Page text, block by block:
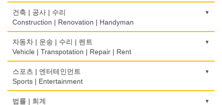
Korean Food
Food Manufacturing
와인제조
Wine Maker
정육점
안경점
Optical Stores
의료기구
Medical Instruments
Denturist
한의원/한약
Book Store
운전학원
Driving School
한글학교
Korean Language School
Boarding House
전자제품 판매/수리
Electronic Goods Sales/Repair
Telephone/Communication Service
컴퓨터 판매/수리
Computer Sales/Repair
모기지
Mortgage
International Trade
Insurance/Investment/Finance
부동산 관리
Property Management
광고/그래픽 디자인
Advertising/Graphic Design
광고 에이전트
Advertising Agency
경보/도난방지
Alarm/Security System
건축 | 공사 | 수리
Construction | Renovation | Handyman
건축시공/개조
Construction/Home Renovation
건축설계사
Architect
자동차 | 운송 | 수리 | 렌트
Vehicle | Transpotation | Repair | Rent
운송/통관/이삿짐
Transportation/Moving
택배
스포츠 | 엔터테인먼트
Sports | Entertainment
골프장비
법률 | 회계